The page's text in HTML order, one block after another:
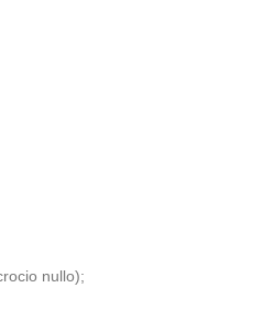
nullo);